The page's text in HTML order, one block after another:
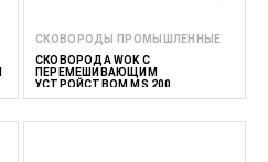
СКОВОРОДЫ ПРОМЫШЛЕННЫЕ
СКОВОРОДА WOK С
ПЕРЕМЕШИВАЮЩИМ
УСТРОЙСТВОМ MS 200